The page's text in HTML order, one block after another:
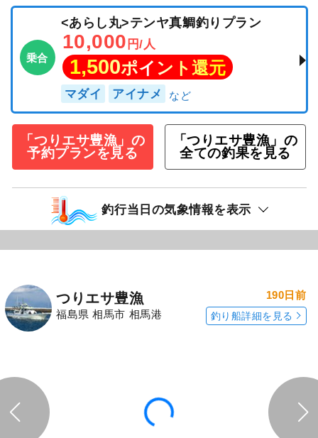
果報告 【釣果】 ・タラ（船中４６匹）０～８匹
・クロソイ ・黒メバル 【天気】晴 【水温】
９．１℃ 【水色】やや濁り 【ｺﾒﾝﾄ】 風・波強
く根掛かり多数。ジグを無くして失速・・・で
すが 大変な状況でも初心者さん釣れましたよー
ー！皆さん安打。 お疲れさまでした！ まだまだ
タラ釣り募集しています！浅場タラジギング２
月１２日（木） 深場のジギング（タラやマゾ
イ）２月７日（土）も空きありです！ 気軽に問
い合わせ下さい(^_^) ≪船長から新しいお願い≫
・トイレを汚
<あらし丸>テンヤ真鯛釣りプラン
10,000
「つりエサ豊漁」の
予約プランを見る
「つりエサ豊漁」の
全ての釣果を見る